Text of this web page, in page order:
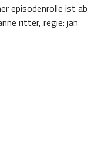
episodenrolle ist ab
ritter, regie: jan